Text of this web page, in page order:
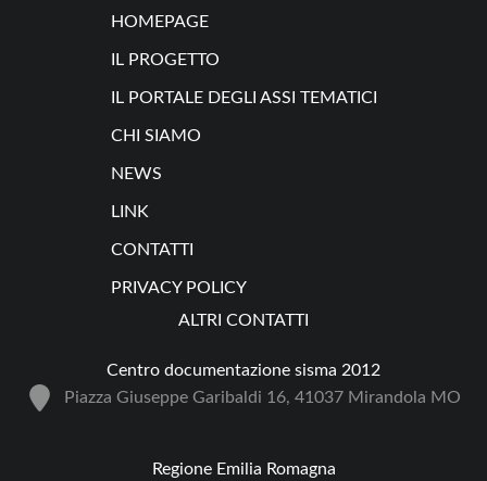
HOMEPAGE
IL PROGETTO
IL PORTALE DEGLI ASSI TEMATICI
CHI SIAMO
NEWS
LINK
CONTATTI
PRIVACY POLICY
ALTRI CONTATTI
Centro documentazione sisma 2012
Piazza Giuseppe Garibaldi 16, 41037 Mirandola MO
Regione Emilia Romagna